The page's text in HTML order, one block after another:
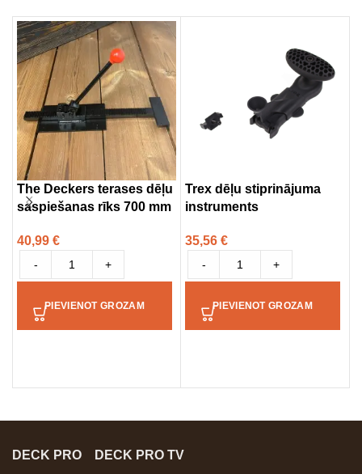
The Deckers terases dēļu
saspiešanas rīks 700 mm
40,99 €
- +
PIEVIENOT GROZAM
Trex dēļu stiprinājuma
instruments
35,56 €
- +
PIEVIENOT GROZAM
DECK PRO DECK PRO TV